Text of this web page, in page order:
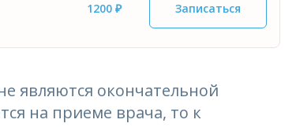
1200 ₽ Записаться
являются окончательной
на приеме врача, то к